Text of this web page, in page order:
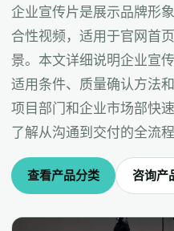
企业宣传片是展示品牌形
合性视频，适用于官网首
景。本文详细说明企业宣
适用条件、质量确认方法
项目部门和企业市场部快
了解从沟通到交付的全流程
查看产品分类 咨询产